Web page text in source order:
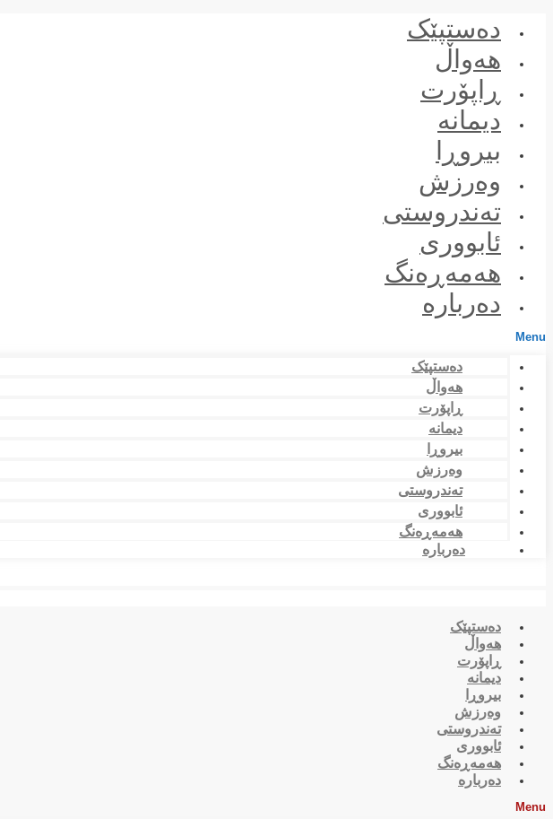
دەستپێک
هەواڵ
ڕاپۆرت
دیمانە
بیروڕا
وەرزش
تەندروستی
ئابووری
هەمەڕەنگ
دەربارە
Menu
دەستپێک
هەواڵ
ڕاپۆرت
دیمانە
بیروڕا
وەرزش
تەندروستی
ئابووری
هەمەڕەنگ
دەربارە
دەستپێک
هەواڵ
ڕاپۆرت
دیمانە
بیروڕا
وەرزش
تەندروستی
ئابووری
هەمەڕەنگ
دەربارە
Menu